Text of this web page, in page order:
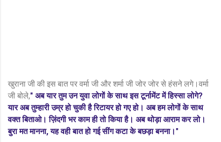
खुराना जी की इस बात पर वर्मा जी और शर्मा जी जोर जोर से हंसने लगे।वर्मा
जी बोले," अब यार तुम उन युवा लोगों के साथ इस टूर्नामेंट में हिस्सा लोगे?
यार अब तुम्हारी उम्र हो चुकी है रिटायर हो गए हो। अब हम लोगों के साथ
वक्त बिताओ। ज़िंदगी भर काम ही तो किया है। अब थोड़ा आराम कर लो।
बुरा मत मानना, यह वही बात हो गई सींग कटा के बछड़ा बनना।"